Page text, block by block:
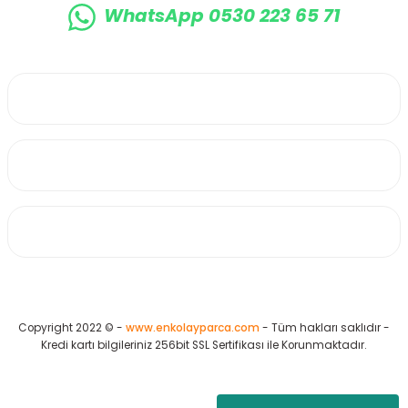
WhatsApp 0530 223 65 71
Copyright 2022 © - www.enkolayparca.com - Tüm hakları saklıdır -
Kredi kartı bilgileriniz 256bit SSL Sertifikası ile Korunmaktadır.